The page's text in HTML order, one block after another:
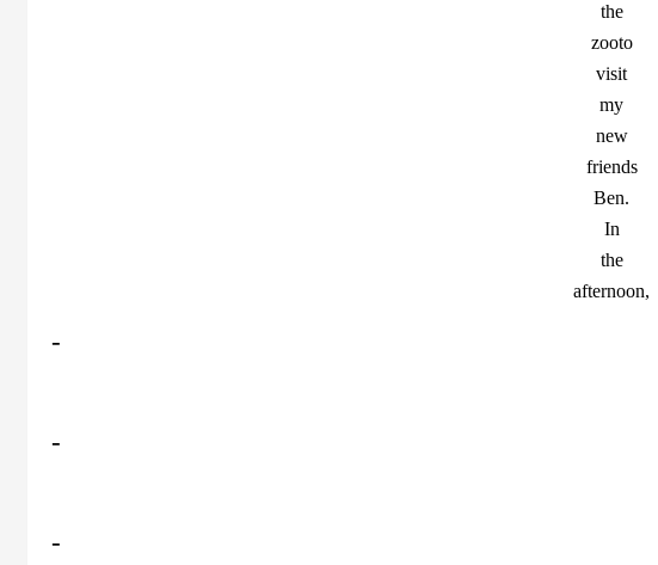
the
zooto
visit
my
new
friends
Ben.
In
the
afternoon,
-
-
-